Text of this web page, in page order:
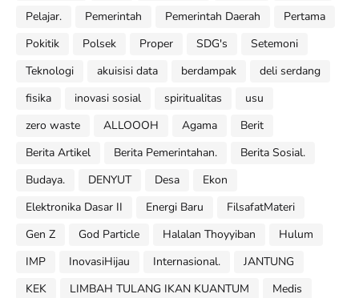
Pelajar.
Pemerintah Pemerintah Daerah
Pertama
Pokitik
Polsek Proper SDG's
Setemoni
Teknologi
akuisisi data berdampak
deli serdang
fisika
inovasi sosial spiritualitas
usu
zero waste
ALLOOOH Agama
Berit
Berita Artikel
Berita Pemerintahan.
Berita Sosial.
Budaya.
DENYUT Desa
Ekon
Elektronika Dasar II
Energi Baru
FilsafatMateri
Gen Z
God Particle Halalan Thoyyiban
Hulum
IMP
InovasiHijau Internasional.
JANTUNG
KEK
LIMBAH TULANG IKAN KUANTUM
Medis